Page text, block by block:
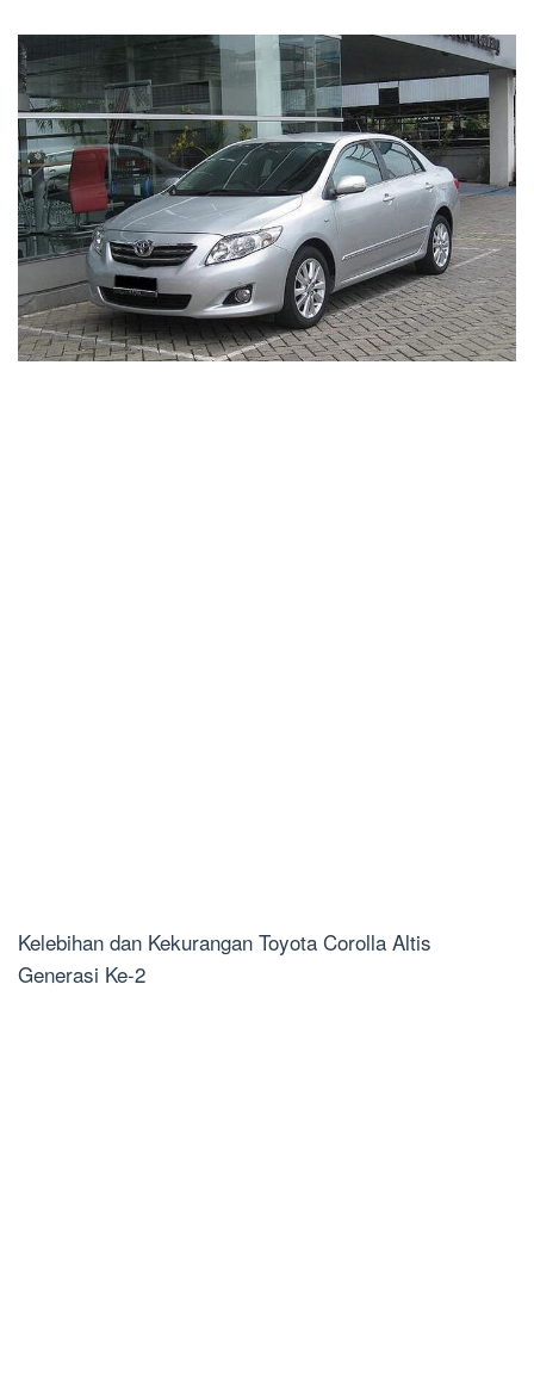
Kelebihan dan Kekurangan Toyota Corolla Altis
Generasi Ke-2